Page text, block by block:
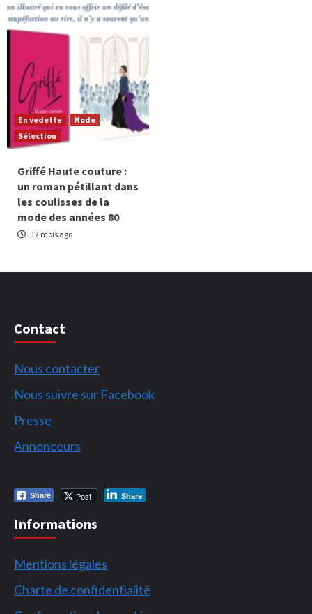
En vedette
Mode
Sélection
Griffé Haute couture :
un roman pétillant dans
les coulisses de la
mode des années 80
12 mois ago
Contact
Nous contacter
Nous suivre sur Facebook
Presse
Annonceurs
Share Post Share
Informations
Mentions légales
Charte de confidentialité